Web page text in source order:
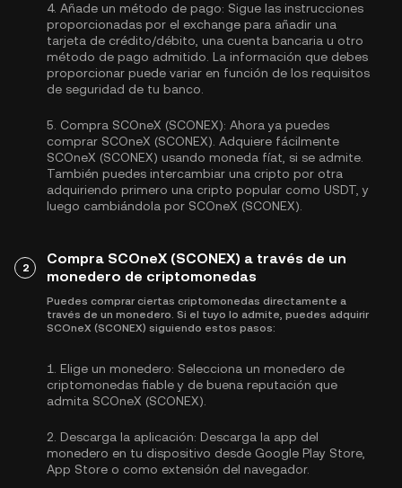
4. Añade un método de pago: Sigue las instrucciones
proporcionadas por el exchange para añadir una
tarjeta de crédito/débito, una cuenta bancaria u otro
método de pago admitido. La información que debes
proporcionar puede variar en función de los requisitos
de seguridad de tu banco.
5. Compra SCOneX (SCONEX): Ahora ya puedes
comprar SCOneX (SCONEX). Adquiere fácilmente
SCOneX (SCONEX) usando moneda fíat, si se admite.
También puedes intercambiar una cripto por otra
adquiriendo primero una cripto popular como USDT , y
luego cambiándola por SCOneX (SCONEX).
2
Compra SCOneX (SCONEX) a través de un
monedero de criptomonedas
Puedes comprar ciertas criptomonedas directamente a
través de un monedero. Si el tuyo lo admite, puedes adquirir
SCOneX (SCONEX) siguiendo estos pasos:
1. Elige un monedero: Selecciona un monedero de
criptomonedas fiable y de buena reputación que
admita SCOneX (SCONEX).
2. Descarga la aplicación: Descarga la app del
monedero en tu dispositivo desde Google Play Store,
App Store o como extensión del navegador.